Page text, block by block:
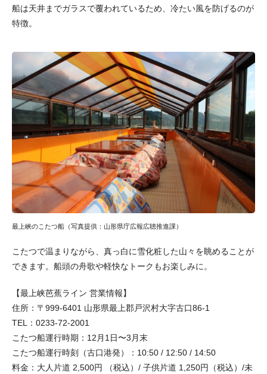
船は天井までガラスで覆われているため、冷たい風を防げるのが
特徴。
最上峡のこたつ船（写真提供：山形県庁広報広聴推進課）
こたつで温まりながら、真っ白に雪化粧した山々を眺めることが
できます。船頭の舟歌や軽快なトークもお楽しみに。
【最上峡芭蕉ライン 営業情報】
住所：〒999-6401 山形県最上郡戸沢村大字古口86-1
TEL：0233-72-2001
こたつ船運行時期：12月1日〜3月末
こたつ船運行時刻（古口港発）：10:50 / 12:50 / 14:50
料金：大人片道 2,500円 （税込）/ 子供片道 1,250円（税込）/未